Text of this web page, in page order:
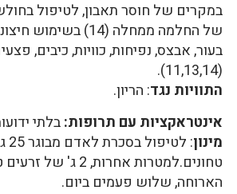
במקרים של חוסר תאבון, לטיפול
של החלמה ממחלה (14)
בעור, אבצס, נפיחות, כוויות, כיבים,
(11,13,14).
התוויות נגד: הריון.
אינטראקציות עם תרופות:בלתי
מינון
:
טחונים.למטרות אחרות, 2
הארוחה, שלוש פעמים ביום.